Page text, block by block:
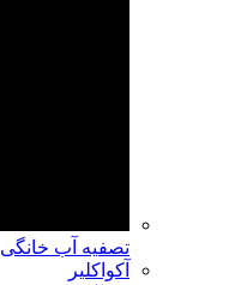
تصفیه آب خانگی
آکواکلیر